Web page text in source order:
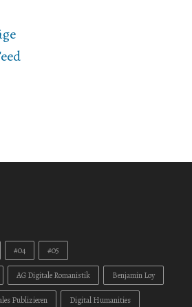
#04 #05
AG Digitale Romanistik Benjamin Loy
Publizieren Digital Humanities